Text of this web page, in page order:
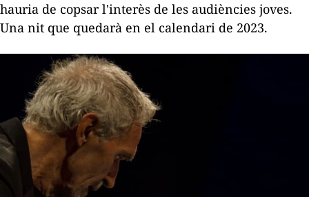
hauria de copsar l'interès de les audiències joves.
Una nit que quedarà en el calendari de 2023.